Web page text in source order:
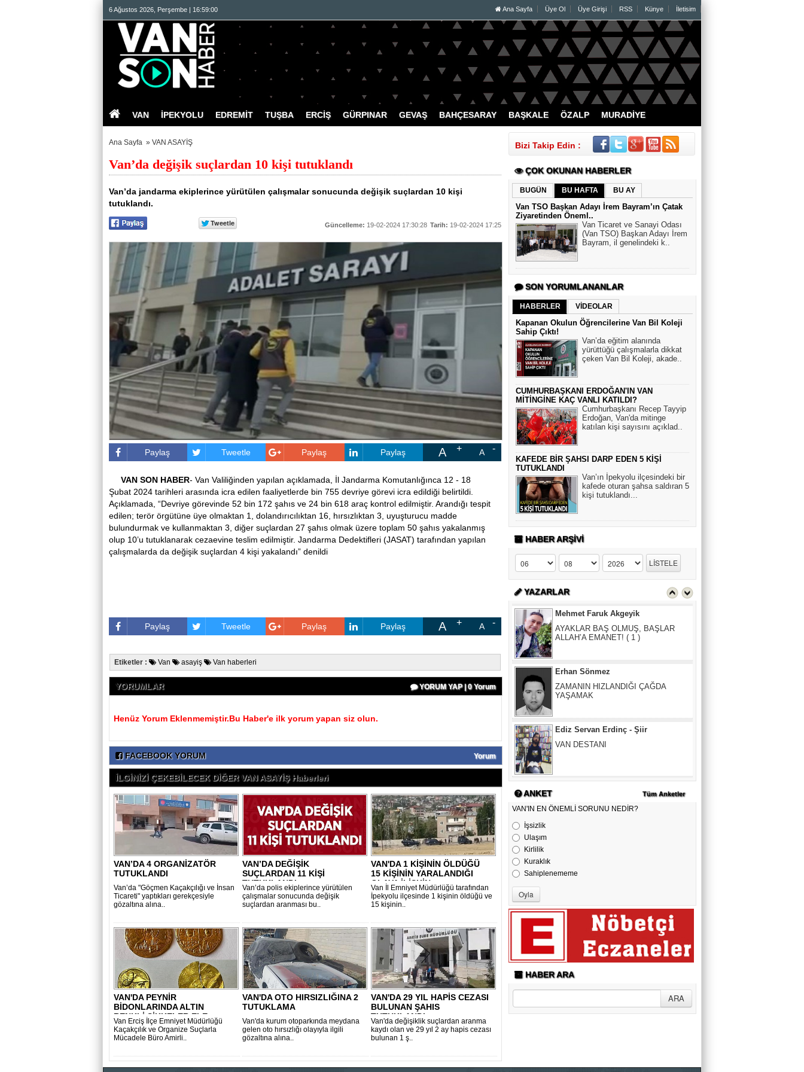
6 Ağustos 2026, Perşembe | 16:59:01 Ana Sayfa Üye Ol Üye Girişi RSS Künye İletisim
VAN İPEKYOLU EDREMİT TUŞBA ERCİŞ GÜRPINAR GEVAŞ BAHÇESARAY BAŞKALE ÖZALP MURADİYE
Ana Sayfa » VAN ASAYİŞ
Van’da değişik suçlardan 10 kişi tutuklandı
Van’da jandarma ekiplerince yürütülen çalışmalar sonucunda değişik suçlardan 10 kişi
tutuklandı.
Güncelleme: 19-02-2024 17:30:28 Tarih: 19-02-2024 17:25
Paylaş Tweetle Paylaş Paylaş A A
VAN SON HABER- Van Valiliğinden yapılan açıklamada, İl Jandarma Komutanlığınca 12 - 18
Şubat 2024 tarihleri arasında icra edilen faaliyetlerde bin 755 devriye görevi icra edildiği belirtildi.
Açıklamada, “Devriye görevinde 52 bin 172 şahıs ve 24 bin 618 araç kontrol edilmiştir. Arandığı tespit
edilen; terör örgütüne üye olmaktan 1, dolandırıcılıktan 16, hırsızlıktan 3, uyuşturucu madde
bulundurmak ve kullanmaktan 3, diğer suçlardan 27 şahıs olmak üzere toplam 50 şahıs yakalanmış
olup 10’u tutuklanarak cezaevine teslim edilmiştir. Jandarma Dedektifleri (JASAT) tarafından yapılan
çalışmalarda da değişik suçlardan 4 kişi yakalandı” denildi
Paylaş Tweetle Paylaş Paylaş A A
Etiketler : Van asayiş Van haberleri
YORUMLAR YORUM YAP | 0 Yorum
Henüz Yorum Eklenmemiştir.Bu Haber'e ilk yorum yapan siz olun.
FACEBOOK YORUM Yorum
İLGİNİZİ ÇEKEBİLECEK DİĞER VAN ASAYİŞ Haberleri
VAN’DA 4 ORGANİZATÖR
TUTUKLANDI
Van’da "Göçmen Kaçakçılığı ve İnsan
Ticareti" yaptıkları gerekçesiyle
gözaltına alına..
VAN’DA DEĞİŞİK
SUÇLARDAN 11 KİŞİ
TUTUKLANDI
Van’da polis ekiplerince yürütülen
çalışmalar sonucunda değişik
suçlardan aranması bu..
VAN'DA 1 KİŞİNİN ÖLDÜĞÜ
15 KİŞİNİN YARALANDIĞI
OLAYA İLİŞKİN..
Van İl Emniyet Müdürlüğü tarafından
İpekyolu ilçesinde 1 kişinin öldüğü ve
15 kişinin..
VAN'DA PEYNİR
BİDONLARINDA ALTIN
RENKLİ SİKKELER ELE
GEÇİRİL..
Van Erciş İlçe Emniyet Müdürlüğü
Kaçakçılık ve Organize Suçlarla
Mücadele Büro Amirli..
VAN'DA OTO HIRSIZLIĞINA 2
TUTUKLAMA
Van'da kurum otoparkında meydana
gelen oto hırsızlığı olayıyla ilgili
gözaltına alına..
VAN'DA 29 YIL HAPİS CEZASI
BULUNAN ŞAHIS
TUTUKLANDI.
Van'da değişiklik suçlardan aranma
kaydı olan ve 29 yıl 2 ay hapis cezası
bulunan 1 ş..
Bizi Takip Edin :
ÇOK OKUNAN HABERLER
BUGÜN BU HAFTA BU AY
Van TSO Başkan Adayı İrem Bayram’ın Çatak
Ziyaretinden Öneml..
Van Ticaret ve Sanayi Odası
(Van TSO) Başkan Adayı İrem
Bayram, il genelindeki k..
SON YORUMLANANLAR
HABERLER VİDEOLAR
Kapanan Okulun Öğrencilerine Van Bil Koleji
Sahip Çıktı!
Van’da eğitim alanında
yürüttüğü çalışmalarla dikkat
çeken Van Bil Koleji, akade..
CUMHURBAŞKANI ERDOĞAN'IN VAN
MİTİNGİNE KAÇ VANLI KATILDI?
Cumhurbaşkanı Recep Tayyip
Erdoğan, Van'da mitinge
katılan kişi sayısını açıklad..
KAFEDE BİR ŞAHSI DARP EDEN 5 KİŞİ
TUTUKLANDI
Van’ın İpekyolu ilçesindeki bir
kafede oturan şahsa saldıran 5
kişi tutuklandı...
HABER ARŞİVİ
YAZARLAR
Ediz Servan Erdinç - Şiir
VAN DESTANI
Mehmet Faruk Akgeyik
ALLAH’A EMANET! ( 1 )
ZAMANIN HIZLANDIĞI ÇAĞDA
YAŞAMAK
VAN DESTANI
AYAKLAR BAŞ OLMUŞ, BAŞLAR
ANKET Tüm Anketler
VAN'IN EN ÖNEMLİ SORUNU NEDİR?
İşsizlik
Ulaşım
Kirlilik
Kuraklık
Sahiplenememe
HABER ARA